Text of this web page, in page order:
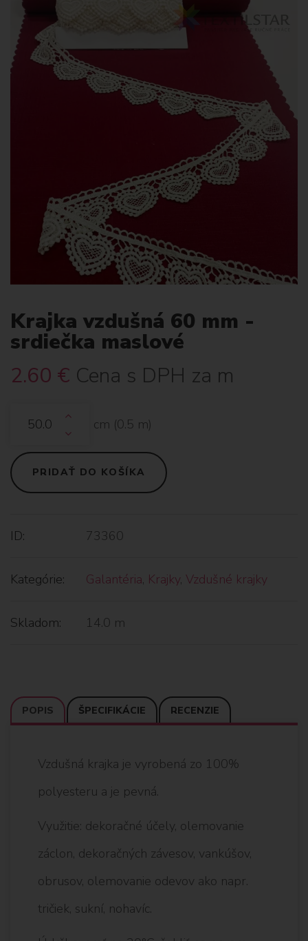
Krajka vzdušná 60 mm -
srdiečka maslové
2.60 € Cena s DPH za m
cm (0.5 m)
PRIDAŤ DO KOŠÍKA
ID: 73360
Kategórie: Galantéria, Krajky, Vzdušné krajky
Skladom: 14.0 m
POPIS ŠPECIFIKÁCIE RECENZIE
Vzdušná krajka je vyrobená zo 100%
polyesteru a je pevná.
Využitie: dekoračné účely, olemovanie
záclon, dekoračných závesov, vankúšov,
obrusov, olemovanie odevov ako napr.
tričiek, sukní, nohavíc.